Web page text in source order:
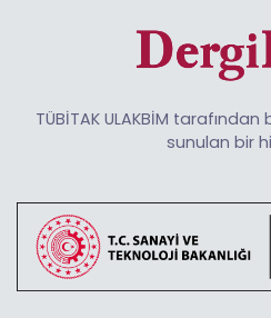
TÜBİTAK ULAKBİM
sunulan bir